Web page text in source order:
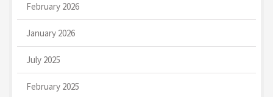
February 2026
January 2026
July 2025
February 2025